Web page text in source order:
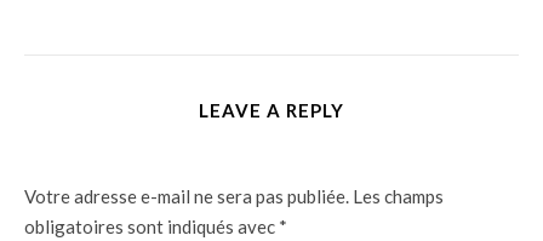
LEAVE A REPLY
Votre adresse e-mail ne sera pas publiée. Les champs
obligatoires sont indiqués avec *